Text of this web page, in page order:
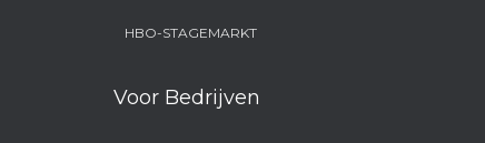
HBO-STAGEMARKT
Voor Bedrijven